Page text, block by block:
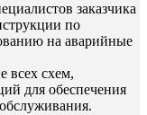
заказчика
по
на аварийные
всех схем,
для обеспечения